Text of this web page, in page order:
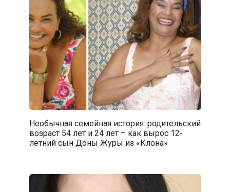
Необычная семейная история: родительский
возраст 54 лет и 24 лет – как вырос 12-
летний сын Доны Журы из «Клона»